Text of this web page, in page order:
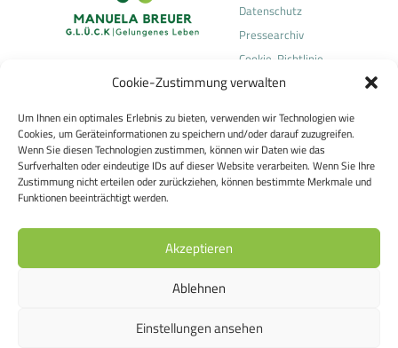
Cookie-Zustimmung verwalten
Um Ihnen ein optimales Erlebnis zu bieten, verwenden wir Technologien wie
Cookies, um Geräteinformationen zu speichern und/oder darauf zuzugreifen.
Wenn Sie diesen Technologien zustimmen, können wir Daten wie das
Surfverhalten oder eindeutige IDs auf dieser Website verarbeiten. Wenn Sie Ihre
Zustimmung nicht erteilen oder zurückziehen, können bestimmte Merkmale und
Funktionen beeinträchtigt werden.
Akzeptieren
Ablehnen
Einstellungen ansehen
Datenschutz
Pressearchiv
Cookie-Richtlinie
(EU)
Manuela Breuer
Heilpraktikerin für Psychotherapie
Telefonische Kontaktaufnahme über
Team Concept Dr. Breuer und Partner GmbH
manuela.breuer@teamconcept.de
63500 Seligenstadt